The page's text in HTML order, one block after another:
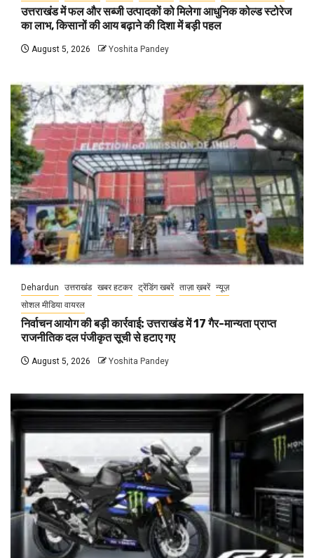
उत्तराखंड में फल और सब्जी उत्पादकों को मिलेगा आधुनिक कोल्ड स्टोरेज
का लाभ, किसानों की आय बढ़ाने की दिशा में बड़ी पहल
August 5, 2026 Yoshita Pandey
Dehardun उत्तराखंड खबर हटकर ट्रेंडिंग खबरें ताज़ा ख़बरें न्यूज़
सोशल मीडिया वायरल
निर्वाचन आयोग की बड़ी कार्रवाई: उत्तराखंड में 17 गैर-मान्यता प्राप्त
राजनीतिक दल पंजीकृत सूची से हटाए गए
August 5, 2026 Yoshita Pandey